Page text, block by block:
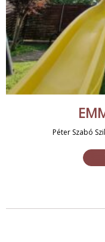
Péter Szabó